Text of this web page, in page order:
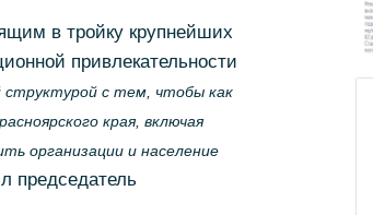
в тройку крупнейших
привлекательности
структурой с тем, чтобы как
края, включая
организации и население
председатель